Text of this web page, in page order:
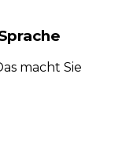
macht Sie